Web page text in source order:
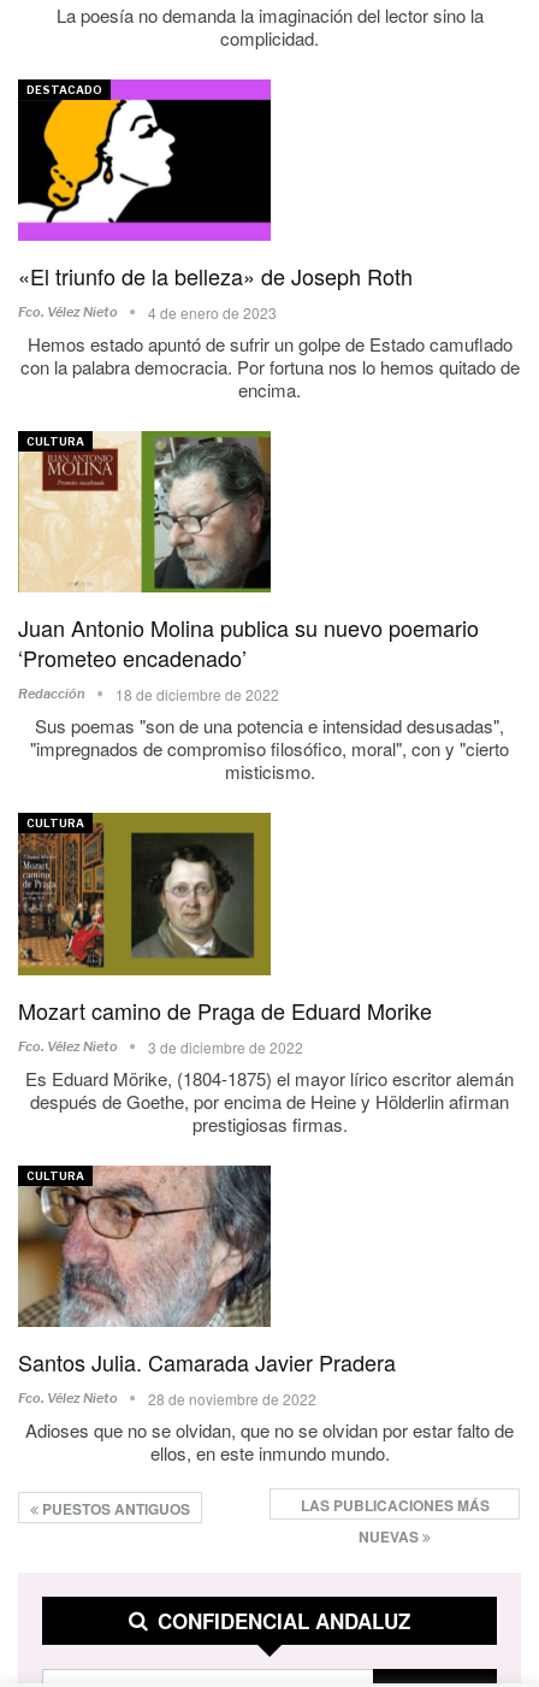
La poesía no demanda la imaginación del lector sino la
complicidad.
DESTACADO
«El triunfo de la belleza» de Joseph Roth
Fco. Vélez Nieto 4 de enero de 2023
Hemos estado apuntó de sufrir un golpe de Estado camuflado
con la palabra democracia. Por fortuna nos lo hemos quitado de
encima.
CULTURA
Juan Antonio Molina publica su nuevo poemario
‘Prometeo encadenado’
Redacción 18 de diciembre de 2022
Sus poemas "son de una potencia e intensidad desusadas",
"impregnados de compromiso filosófico, moral", con y "cierto
misticismo.
CULTURA
Mozart camino de Praga de Eduard Morike
Fco. Vélez Nieto 3 de diciembre de 2022
Es Eduard Mörike, (1804-1875) el mayor lírico escritor alemán
después de Goethe, por encima de Heine y Hölderlin afirman
prestigiosas firmas.
CULTURA
Santos Julia. Camarada Javier Pradera
Fco. Vélez Nieto 28 de noviembre de 2022
Adioses que no se olvidan, que no se olvidan por estar falto de
ellos, en este inmundo mundo.
PUESTOS ANTIGUOS
LAS PUBLICACIONES MÁS
NUEVAS
CONFIDENCIAL ANDALUZ